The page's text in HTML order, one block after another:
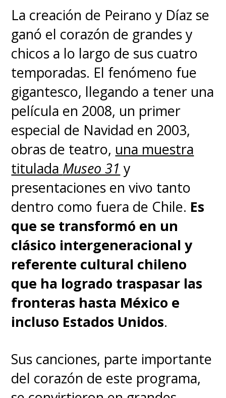
La creación de Peirano y Díaz se
ganó el corazón de grandes y
chicos a lo largo de sus cuatro
temporadas. El fenómeno fue
gigantesco, llegando a tener una
película en 2008, un primer
especial de Navidad en 2003,
obras de teatro, una muestra
titulada Museo 31 y
presentaciones en vivo tanto
dentro como fuera de Chile. Es
que se transformó en un
clásico intergeneracional y
referente cultural chileno
que ha logrado traspasar las
fronteras hasta México e
incluso Estados Unidos.
Sus canciones, parte importante
del corazón de este programa,